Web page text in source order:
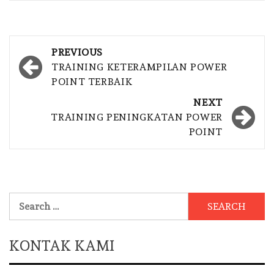
Post
navigation
PREVIOUS
TRAINING KETERAMPILAN POWER
POINT TERBAIK
NEXT
TRAINING PENINGKATAN POWER
POINT
KONTAK KAMI